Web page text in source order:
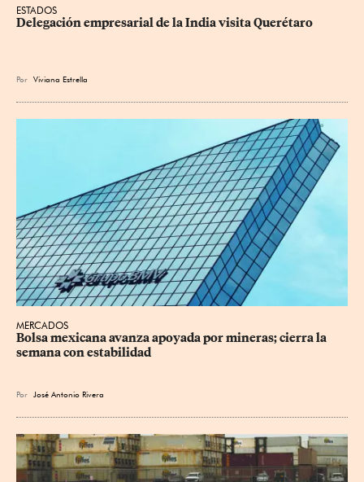
ESTADOS
Delegación empresarial de la India visita Querétaro
Por Viviana Estrella
MERCADOS
Bolsa mexicana avanza apoyada por mineras; cierra la
semana con estabilidad
Por José Antonio Rivera